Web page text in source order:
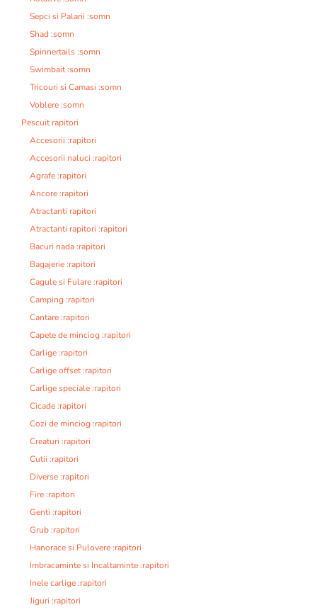
Sepci si Palarii :somn
Shad :somn
Spinnertails :somn
Swimbait :somn
Tricouri si Camasi :somn
Voblere :somn
Pescuit rapitori
Accesorii :rapitori
Accesorii naluci :rapitori
Agrafe :rapitori
Ancore :rapitori
Atractanti rapitori
Atractanti rapitori :rapitori
Bacuri nada :rapitori
Bagajerie :rapitori
Cagule si Fulare :rapitori
Camping :rapitori
Cantare :rapitori
Capete de minciog :rapitori
Carlige :rapitori
Carlige offset :rapitori
Carlige speciale :rapitori
Cicade :rapitori
Cozi de minciog :rapitori
Creaturi :rapitori
Cutii :rapitori
Diverse :rapitori
Fire :rapitori
Genti :rapitori
Grub :rapitori
Hanorace si Pulovere :rapitori
Imbracaminte si Incaltaminte :rapitori
Inele carlige :rapitori
Jiguri :rapitori